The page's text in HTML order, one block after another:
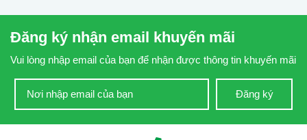
Đăng ký nhận email khuyến mãi
Vui lòng nhập email của bạn để nhận được thông tin khuyến mãi
Đăng ký